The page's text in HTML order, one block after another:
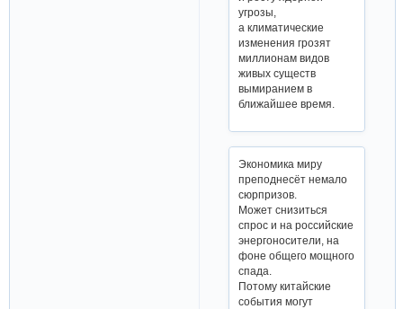
угрозы,
а климатические
изменения грозят
миллионам видов
живых существ
вымиранием в
ближайшее время.
Экономика миру
преподнесёт немало
сюрпризов.
Может снизиться
спрос и на российские
энергоносители, на
фоне общего мощного
спада.
Потому китайские
события могут